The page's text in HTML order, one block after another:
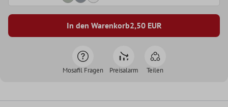
In den Warenkorb2,50EUR
Mosafil Fragen Preisalarm Teilen